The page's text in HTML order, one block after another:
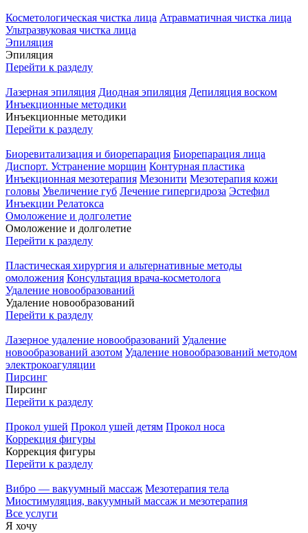
Косметологическая чистка лица Атравматичная чистка лица
Ультразвуковая чистка лица
Эпиляция
Эпиляция
Перейти к разделу
Лазерная эпиляция Диодная эпиляция Депиляция воском
Инъекционные методики
Инъекционные методики
Перейти к разделу
Биоревитализация и биорепарация Биорепарация лица
Диспорт. Устранение морщин Контурная пластика
Инъекционная мезотерапия Мезонити Мезотерапия кожи
головы Увеличение губ Лечение гипергидроза Эстефил
Инъекции Релатокса
Омоложение и долголетие
Омоложение и долголетие
Перейти к разделу
Пластическая хирургия и альтернативные методы
омоложения Консультация врача-косметолога
Удаление новообразований
Удаление новообразований
Перейти к разделу
Лазерное удаление новообразований Удаление
новообразований азотом Удаление новообразований методом
электрокоагуляции
Пирсинг
Пирсинг
Перейти к разделу
Прокол ушей Прокол ушей детям Прокол носа
Коррекция фигуры
Коррекция фигуры
Перейти к разделу
Вибро — вакуумный массаж Мезотерапия тела
Миостимуляция, вакуумный массаж и мезотерапия
Все услуги
Я хочу